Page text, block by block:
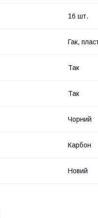
16 шт.
Гак,
Так
Так
Чорний
Карбон
Новий